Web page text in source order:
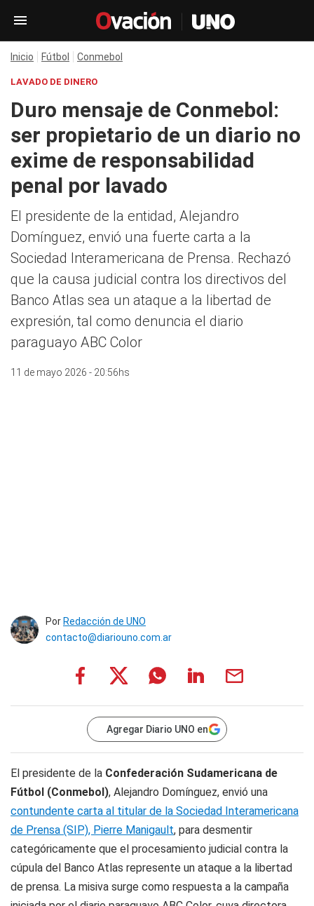
Inicio Fútbol Conmebol
LAVADO DE DINERO
Duro mensaje de Conmebol:
ser propietario de un diario no
exime de responsabilidad
penal por lavado
El presidente de la entidad, Alejandro
Domínguez, envió una fuerte carta a la
Sociedad Interamericana de Prensa. Rechazó
que la causa judicial contra los directivos del
Banco Atlas sea un ataque a la libertad de
expresión, tal como denuncia el diario
paraguayo ABC Color
11 de mayo 2026 - 20:56hs
Por Redacción de UNO
contacto@diariouno.com.ar
Agregar Diario UNO en
El presidente de la Confederación Sudamericana de
Fútbol (Conmebol), Alejandro Domínguez, envió una
contundente carta al titular de la Sociedad Interamericana
de Prensa (SIP), Pierre Manigault, para desmentir
categóricamente que el procesamiento judicial contra la
cúpula del Banco Atlas represente un ataque a la libertad
de prensa. La misiva surge como respuesta a la campaña